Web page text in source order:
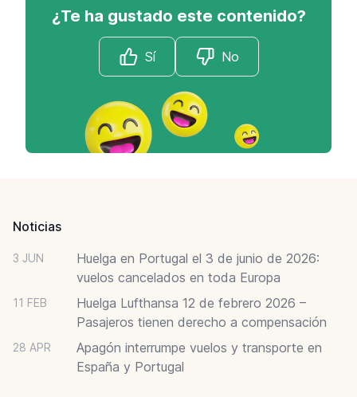
¿Te ha gustado este contenido?
Sí No
Noticias
3 JUN
Huelga en Portugal el 3 de junio de 2026:
vuelos cancelados en toda Europa
11 FEB
Huelga Lufthansa 12 de febrero 2026 –
Pasajeros tienen derecho a compensación
28 APR
Apagón interrumpe vuelos y transporte en
España y Portugal